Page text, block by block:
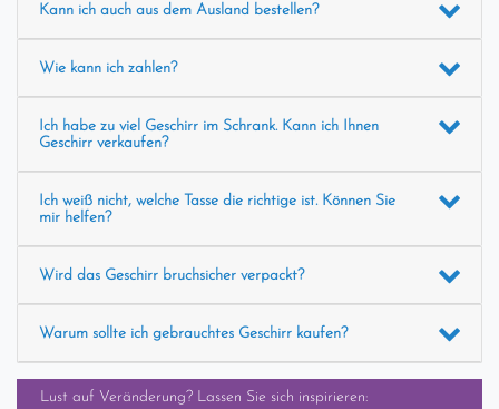
Kann ich auch aus dem Ausland bestellen?
Wie kann ich zahlen?
Ich habe zu viel Geschirr im Schrank. Kann ich Ihnen
Geschirr verkaufen?
Ich weiß nicht, welche Tasse die richtige ist. Können Sie
mir helfen?
Wird das Geschirr bruchsicher verpackt?
Warum sollte ich gebrauchtes Geschirr kaufen?
Lust auf Veränderung? Lassen Sie sich inspirieren: